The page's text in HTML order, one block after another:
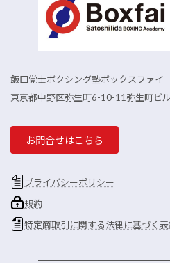
飯田覚士ボクシング塾ボックスファイ
東京都中野区弥生町6-10-11弥生町ビ
お問合せはこちら
プライバシーポリシー
規約
特定商取引に関する法律に基づく